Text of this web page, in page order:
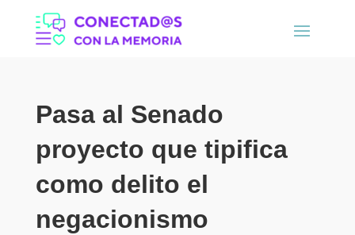
Pasa al Senado
proyecto que tipifica
como delito el
negacionismo